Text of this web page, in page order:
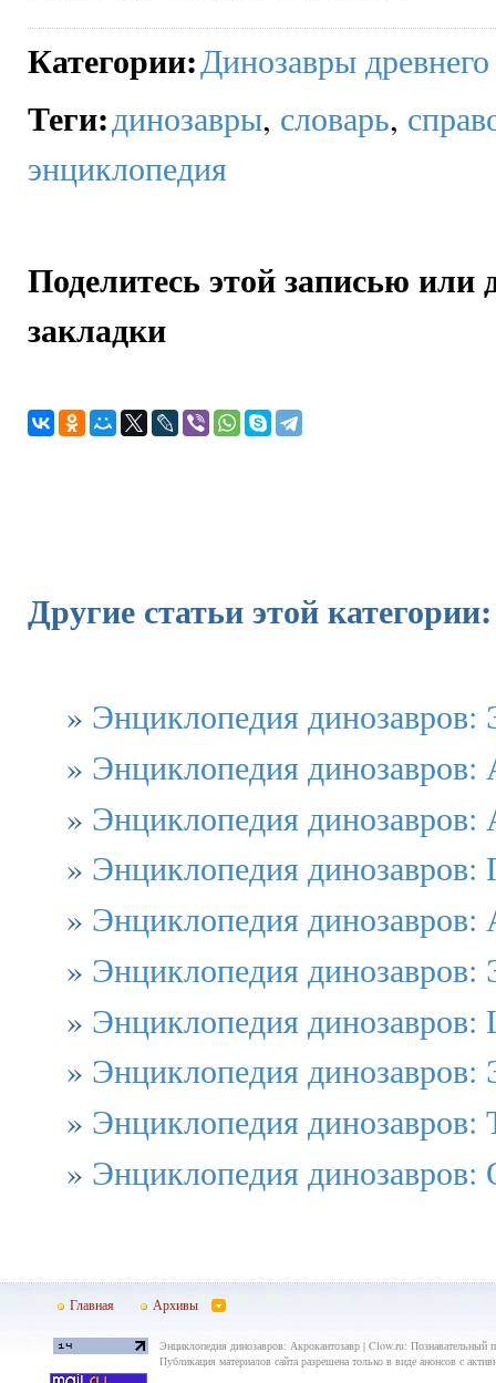
Категории:Динозавры
Теги:динозавры, словарь,
энциклопедия
Поделитесь этой записью или
закладки
Другие статьи этой категории:
» Энциклопедия динозавров:
» Энциклопедия динозавров:
» Энциклопедия динозавров:
» Энциклопедия динозавров:
» Энциклопедия
» Энциклопедия динозавров:
» Энциклопедия динозавров:
» Энциклопедия динозавров:
» Энциклопедия динозавров:
» Энциклопедия динозавров:
Главная Архивы
Энциклопедия динозавров: Акрокантозавр | Clow.ru: Познавательный
Публикация материалов сайта разрешена только в виде анонсов с